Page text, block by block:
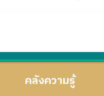
คลังความรู้